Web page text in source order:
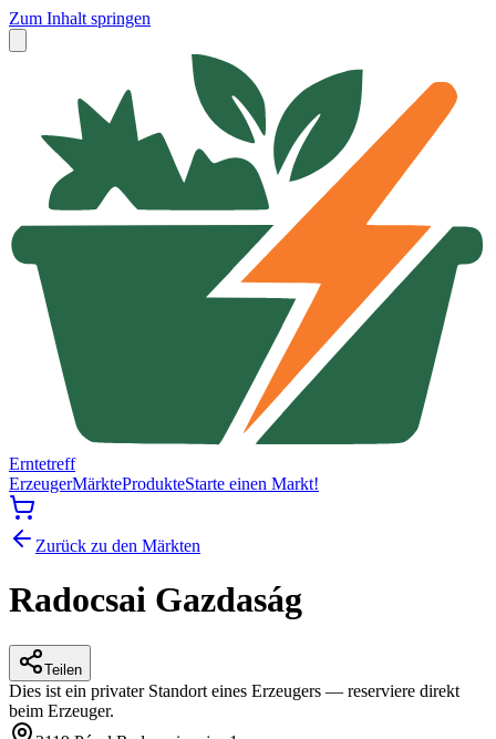
Zum Inhalt springen
Erntetreff
ErzeugerMärkteProdukteStarte einen Markt!
Zurück zu den Märkten
Radocsai Gazdaság
Teilen
Dies ist ein privater Standort eines Erzeugers — reserviere direkt
beim Erzeuger.